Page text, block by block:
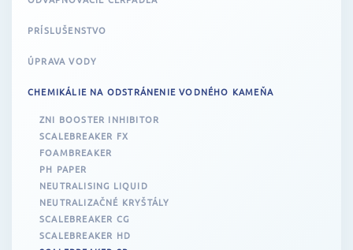
PRÍSLUŠENSTVO
ÚPRAVA VODY
CHEMIKÁLIE NA ODSTRÁNENIE VODNÉHO KAMEŇA
ZNI BOOSTER INHIBITOR
SCALEBREAKER FX
FOAMBREAKER
PH PAPER
NEUTRALISING LIQUID
NEUTRALIZAČNÉ KRYŠTÁLY
SCALEBREAKER CG
SCALEBREAKER HD